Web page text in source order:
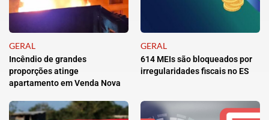
GERAL
Incêndio de grandes
proporções atinge
apartamento em Venda Nova
GERAL
614 MEIs são bloqueados por
irregularidades fiscais no ES